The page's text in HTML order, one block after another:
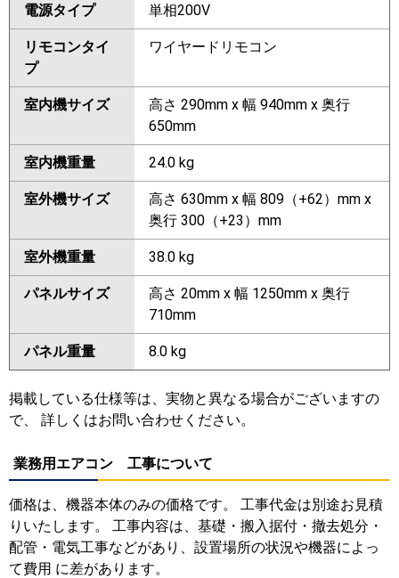
電源タイプ 単相200V
リモコンタイ
プ
ワイヤードリモコン
室内機サイズ
高さ 290mm x 幅 940mm x 奥行
650mm
室内機重量 24.0 kg
室外機サイズ
高さ 630mm x 幅 809（+62）mm x
奥行 300（+23）mm
室外機重量 38.0 kg
パネルサイズ
高さ 20mm x 幅 1250mm x 奥行
710mm
パネル重量 8.0 kg
掲載している仕様等は、実物と異なる場合がございますの
で、 詳しくはお問い合わせください。
業務用エアコン 工事について
価格は、機器本体のみの価格です。 工事代金は別途お見積
りいたします。 工事内容は、基礎・搬入据付・撤去処分・
配管・電気工事などがあり、設置場所の状況や機器によっ
て費用 に差があります。